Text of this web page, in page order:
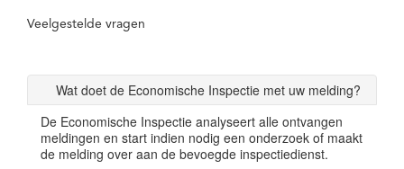
Veelgestelde vragen
Wat doet de Economische Inspectie met uw melding?
De Economische Inspectie analyseert alle ontvangen
meldingen en start indien nodig een onderzoek of maakt
de melding over aan de bevoegde inspectiedienst.